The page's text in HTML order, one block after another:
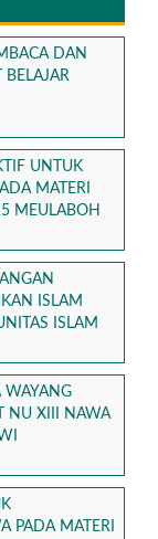
DAN
UNTUK
MATERI
MEULABOH
ISLAM
ISLAM
WAYANG
NU XIII NAWA
PADA MATERI